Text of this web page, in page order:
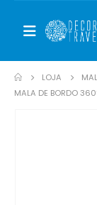
LOJA
MALA DE BORDO